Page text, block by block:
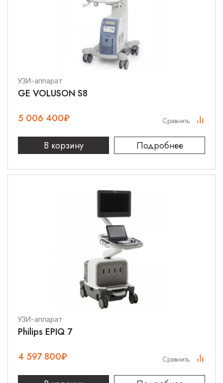
УЗИ-аппарат
GE VOLUSON S8
5 006 400₽
В корзину Подробнее
Сравнить
УЗИ-аппарат
Philips EPIQ 7
4 597 800₽ Сравнить